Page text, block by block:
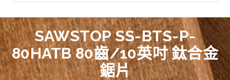
SAWSTOP SS-BTS-P-
80HATB 80齒/10英吋 鈦合金
鋸片